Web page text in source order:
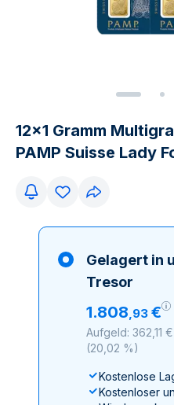
12x1 Gramm
PAMP Suisse Lady
Gelagert in
Tresor
1.808,93 €
Aufgeld: 362,11
(20,02 %)
Kostenlose
Kostenloser